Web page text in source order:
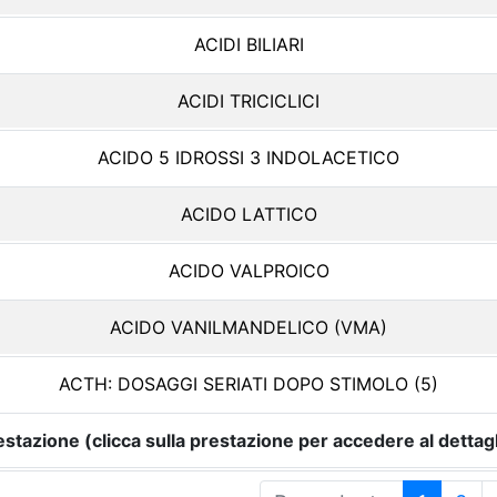
ACIDI BILIARI
ACIDI TRICICLICI
ACIDO 5 IDROSSI 3 INDOLACETICO
ACIDO LATTICO
ACIDO VALPROICO
ACIDO VANILMANDELICO (VMA)
ACTH: DOSAGGI SERIATI DOPO STIMOLO (5)
(clicca sulla prestazione per accedere al